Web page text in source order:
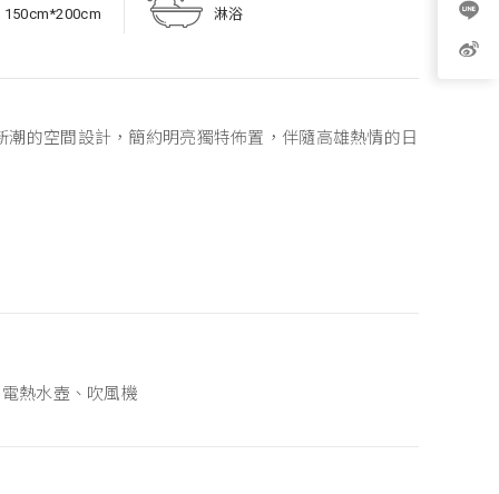
150cm*200cm
淋浴
的空間設計，簡約明亮獨特佈置，伴隨高雄熱情的日
熱水壺、吹風機